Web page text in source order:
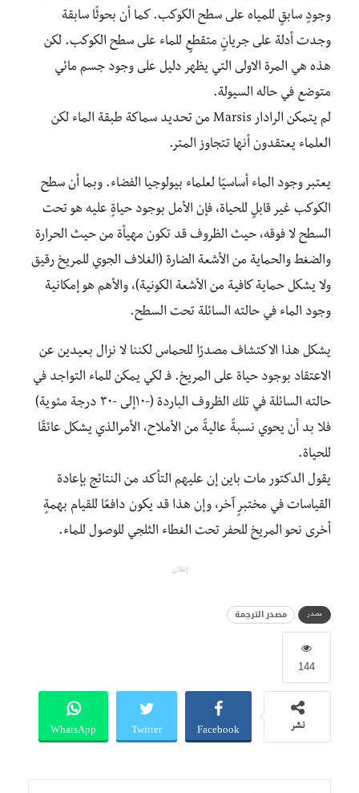
وجودٍ سابقٍ للمياه على سطح الكوكب. كما أن بحوثًا سابقة
وجدت أدلة على جريانٍ متقطعٍ للماء على سطح الكوكب. لكن
هذه هي المرة الاولى التي يظهر دليل على وجود جسم مائي
متوضع في حاله السيولة.
لم يتمكن الرادار Marsis من تحديد سماكة طبقة الماء لكن
العلماء يعتقدون أنها تتجاوز المتر.
يعتبر وجود الماء أساسيًا لعلماء بيولوجيا الفضاء. وبما أن سطح
الكوكب غير قابلٍ للحياة، فإن الأمل بوجود حياةٍ عليه هو تحت
السطح لا فوقه، حيث الظروف قد تكون مهيأة من حيث الحرارة
والضغط والحماية من الأشعة الضارة (الغلاف الجوي للمريخ رقيق
ولا يشكل حماية كافية من الأشعة الكونية)، والأهم هو إمكانية
وجود الماء في حالته السائلة تحت السطح.
يشكل هذا الاكتشاف مصدرًا للحماس لكننا لا نزال بعيدين عن
الاعتقاد بوجود حياة على المريخ. فـ لكي يمكن للماء التواجد في
حالته السائلة في تلك الظروف الباردة (-١٠إلى -٣٠ درجة مئوية)
فلا بد أن يحوي نسبةً عاليةً من الأملاح، الأمرالذي يشكل عائقًا
للحياة.
يقول الدكتور مات باين إن عليهم التأكد من النتائج بإعادة
القياسات في مختبرٍ آخر، وإن هذا قد يكون دافعًا للقيام بهمةٍ
أخرى نحو المريخ للحفر تحت الغطاء الثلجي للوصول للماء.
إعلان
مصدر مصدر الترجمة
144
نشر Facebook
Twitter
WhatsApp